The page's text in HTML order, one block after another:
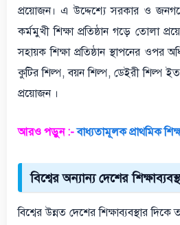
প্রয়োজন। এ উদ্দেশ্যে সরকার ও
কর্মমুখী শিক্ষা প্রতিষ্ঠান গড়ে তোলা
সহায়ক শিক্ষা প্রতিষ্ঠান স্থাপনের ওপর
কুটির শিল্প, বয়ন শিল্প, ডেইরী শিল্প
প্রয়োজন ।
আরও পড়ুন :- বাধ্যতামূলক প্রাথমিক
বিশ্বের অন্যান্য দেশের
বিশ্বের উন্নত দেশের শিক্ষাব্যবস্থার